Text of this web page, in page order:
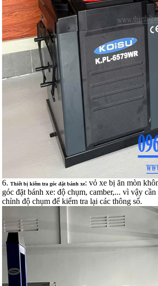
6.Thiết bị kiểm tra góc đặt bánh xe: vỏ xe bị ăn mòn
góc đặt bánh xe: độ chụm, camber,... vì vậy
chỉnh độ chụm để kiểm tra lại các thông số.